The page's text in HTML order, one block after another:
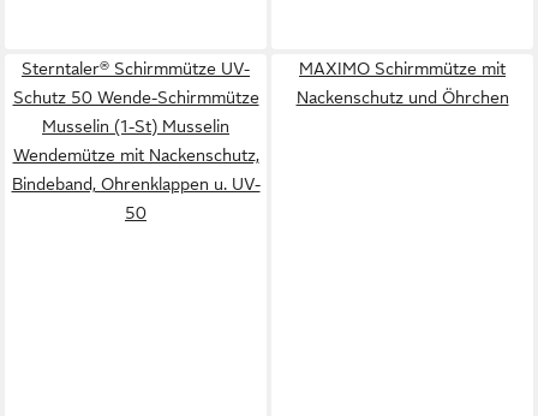
Sterntaler® Schirmmütze UV-
Schutz 50 Wende-Schirmmütze
Musselin (1-St) Musselin
Wendemütze mit Nackenschutz,
Bindeband, Ohrenklappen u. UV-
50
MAXIMO Schirmmütze mit
Nackenschutz und Öhrchen